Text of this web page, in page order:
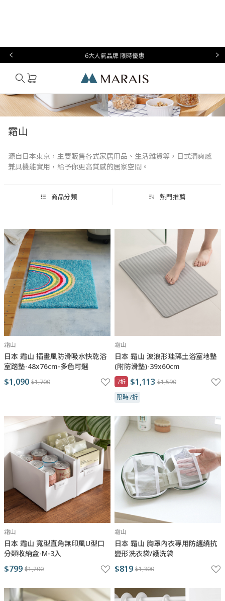
6大人氣品牌 限時優惠
Marais
霜山
源自日本東京，主要販售各式家居用品、生活雜貨等，日式清爽感
兼具機能實用，給予你更高質感的居家空間。
商品分類 熱門推薦
霜山
日本 霜山 插畫風防滑吸水快乾浴
室踏墊-48x76cm-多色可選
$1,090 $1,700
霜山
日本 霜山 波浪形珪藻土浴室地墊
(附防滑墊)-39x60cm
7折 $1,113 $1,590
限時7折
霜山
日本 霜山 寬型直角無印風U型口
分類收納盒-M-3入
$799 $1,200
霜山
日本 霜山 胸罩內衣專用防纏繞抗
變形洗衣袋/護洗袋
$819 $1,300